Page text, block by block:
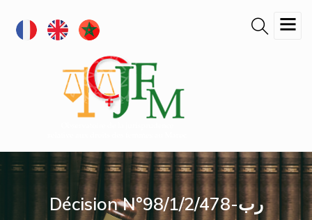
contenu
Décision N°98/1/2/478-رب